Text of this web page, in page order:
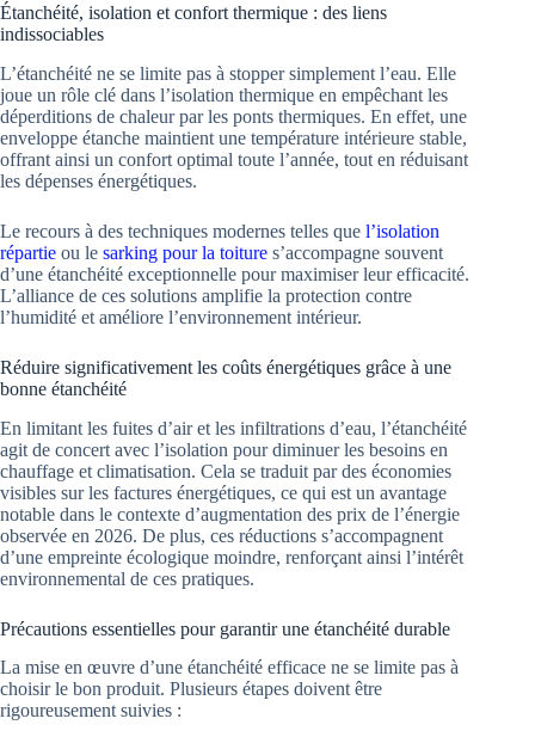
Étanchéité, isolation et confort thermique : des liens
indissociables
L’étanchéité ne se limite pas à stopper simplement l’eau. Elle
joue un rôle clé dans l’isolation thermique en empêchant les
déperditions de chaleur par les ponts thermiques. En effet, une
enveloppe étanche maintient une température intérieure stable,
offrant ainsi un confort optimal toute l’année, tout en réduisant
les dépenses énergétiques.
Le recours à des techniques modernes telles que l’isolation
répartie ou le sarking pour la toiture s’accompagne souvent
d’une étanchéité exceptionnelle pour maximiser leur efficacité.
L’alliance de ces solutions amplifie la protection contre
l’humidité et améliore l’environnement intérieur.
Réduire significativement les coûts énergétiques grâce à une
bonne étanchéité
En limitant les fuites d’air et les infiltrations d’eau, l’étanchéité
agit de concert avec l’isolation pour diminuer les besoins en
chauffage et climatisation. Cela se traduit par des économies
visibles sur les factures énergétiques, ce qui est un avantage
notable dans le contexte d’augmentation des prix de l’énergie
observée en 2026. De plus, ces réductions s’accompagnent
d’une empreinte écologique moindre, renforçant ainsi l’intérêt
environnemental de ces pratiques.
Précautions essentielles pour garantir une étanchéité durable
La mise en œuvre d’une étanchéité efficace ne se limite pas à
choisir le bon produit. Plusieurs étapes doivent être
rigoureusement suivies :